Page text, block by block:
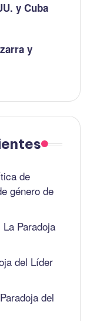
y Cuba
y
de
género de
La Paradoja
del Líder
del